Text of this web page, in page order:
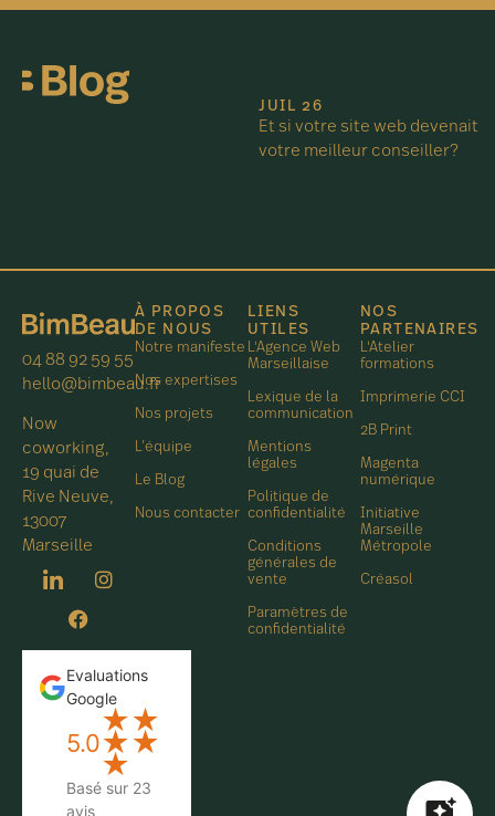
JUIL 26
Et si votre site web devenait
votre meilleur conseiller?
04 88 92 59 55
hello@bimbeau.fr
Now
coworking,
19 quai de
Rive Neuve,
13007
Marseille
Evaluations
Google
5.0
★★
★★
★
Basé sur 23
avis
À PROPOS
DE NOUS
Notre manifeste
Nos expertises
Nos projets
L’équipe
Le Blog
Nous contacter
LIENS
UTILES
L'Agence Web
Marseillaise
Lexique de la
communication
Mentions
légales
Politique de
confidentialité
Conditions
générales de
vente
Paramètres de
confidentialité
NOS
PARTENAIRES
L'Atelier
formations
Imprimerie CCI
2B Print
Magenta
numérique
Initiative
Marseille
Métropole
Créasol